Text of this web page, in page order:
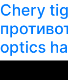
Chery
optics